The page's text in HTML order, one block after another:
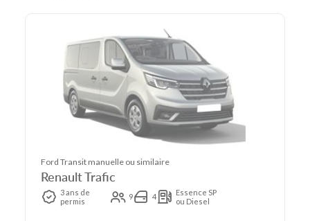
Ford Transit manuelle ou similaire
Renault Trafic
3 ans de
permis
9 4
Essence SP
ou Diesel